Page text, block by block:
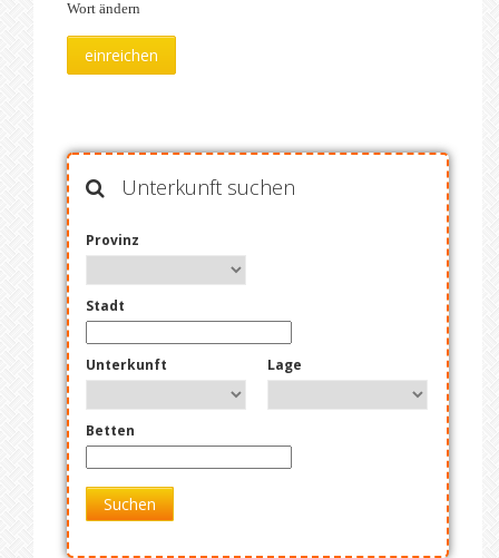
Wort ändern
Unterkunft suchen
Provinz
Stadt
Unterkunft Lage
Betten
Suchen